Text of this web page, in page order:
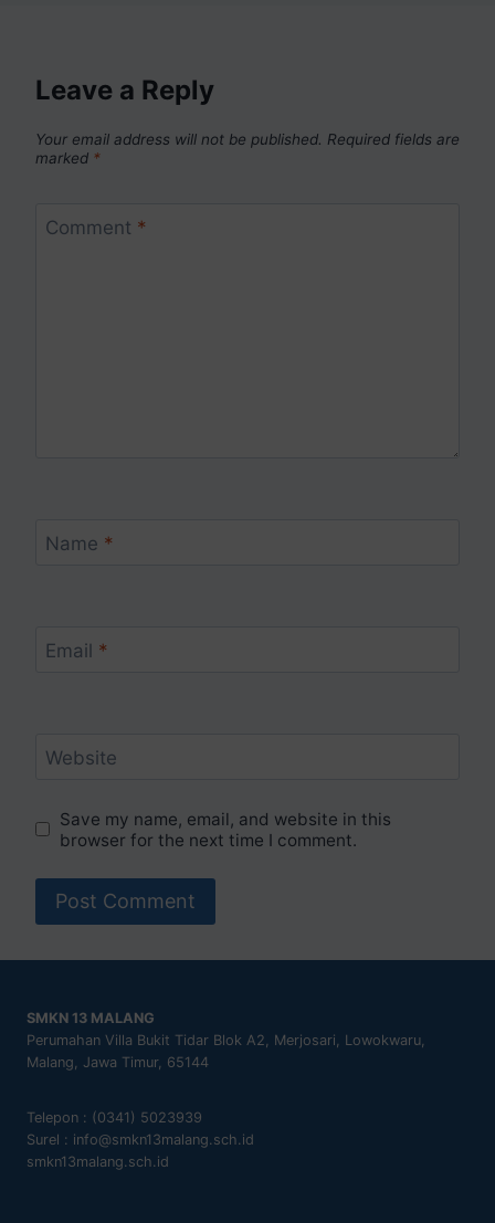
Leave a Reply
Your email address will not be published. Required fields are
marked *
Comment *
Name *
Email *
Website
Save my name, email, and website in this
browser for the next time I comment.
SMKN 13 MALANG
Perumahan Villa Bukit Tidar Blok A2, Merjosari, Lowokwaru,
Malang, Jawa Timur, 65144
Telepon : (0341) 5023939
Surel : info@smkn13malang.sch.id
smkn13malang.sch.id